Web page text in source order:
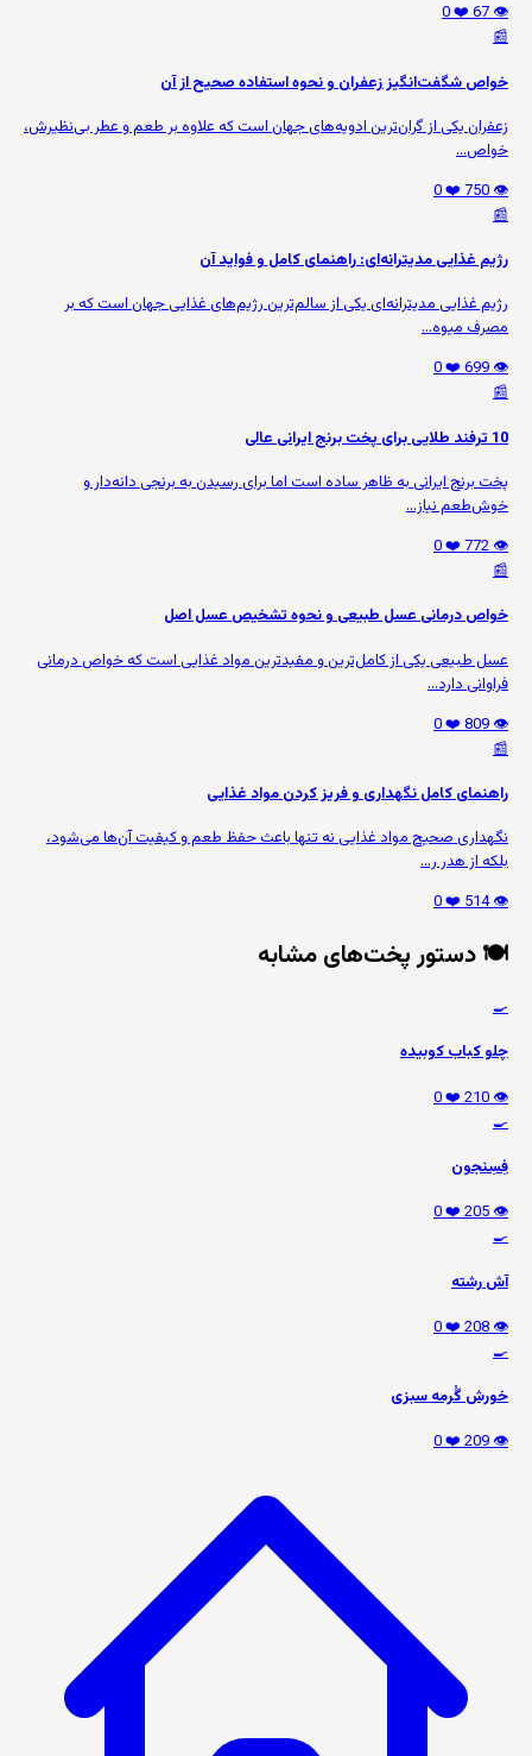
👁️ 67
❤️ 0
📰
خواص شگفت‌انگیز زعفران و نحوه استفاده صحیح از آن
زعفران یکی از گران‌ترین ادویه‌های جهان است که علاوه بر طعم و عطر بی‌نظیرش،
خواص...
👁️ 750
❤️ 0
📰
رژیم غذایی مدیترانه‌ای: راهنمای کامل و فواید آن
رژیم غذایی مدیترانه‌ای یکی از سالم‌ترین رژیم‌های غذایی جهان است که بر
مصرف میوه‌...
👁️ 699
❤️ 0
📰
10 ترفند طلایی برای پخت برنج ایرانی عالی
پخت برنج ایرانی به ظاهر ساده است اما برای رسیدن به برنجی دانه‌دار و
خوش‌طعم نیاز...
👁️ 772
❤️ 0
📰
خواص درمانی عسل طبیعی و نحوه تشخیص عسل اصل
عسل طبیعی یکی از کامل‌ترین و مفیدترین مواد غذایی است که خواص درمانی
فراوانی دارد...
👁️ 809
❤️ 0
📰
راهنمای کامل نگهداری و فریز کردن مواد غذایی
نگهداری صحیح مواد غذایی نه تنها باعث حفظ طعم و کیفیت آن‌ها می‌شود،
بلکه از هدر ر...
👁️ 514
❤️ 0
🍽️ دستور پخت‌های مشابه
🍳
چلو کباب کوبیده
👁️ 210
❤️ 0
🍳
فِسِنجون
👁️ 205
❤️ 0
🍳
آش رشته
👁️ 208
❤️ 0
🍳
خورش گُرمه سبزی
👁️ 209
❤️ 0